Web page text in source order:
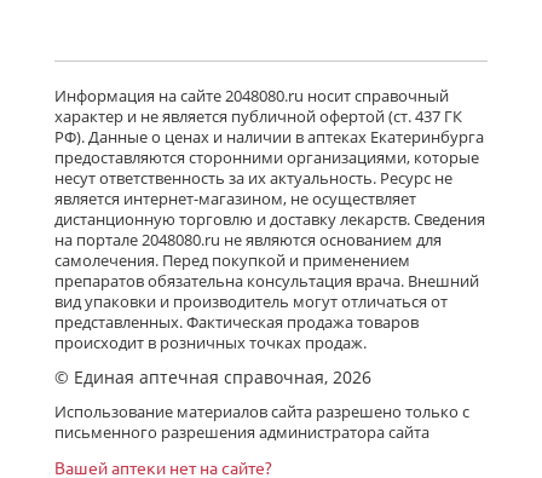
Информация на сайте 2048080.ru носит справочный
характер и не является публичной офертой (ст. 437 ГК
РФ). Данные о ценах и наличии в аптеках Екатеринбурга
предоставляются сторонними организациями, которые
несут ответственность за их актуальность. Ресурс не
является интернет-магазином, не осуществляет
дистанционную торговлю и доставку лекарств. Сведения
на портале 2048080.ru не являются основанием для
самолечения. Перед покупкой и применением
препаратов обязательна консультация врача. Внешний
вид упаковки и производитель могут отличаться от
представленных. Фактическая продажа товаров
происходит в розничных точках продаж.
© Единая аптечная справочная, 2026
Использование материалов сайта разрешено только с
письменного разрешения администратора сайта
Вашей аптеки нет на сайте?